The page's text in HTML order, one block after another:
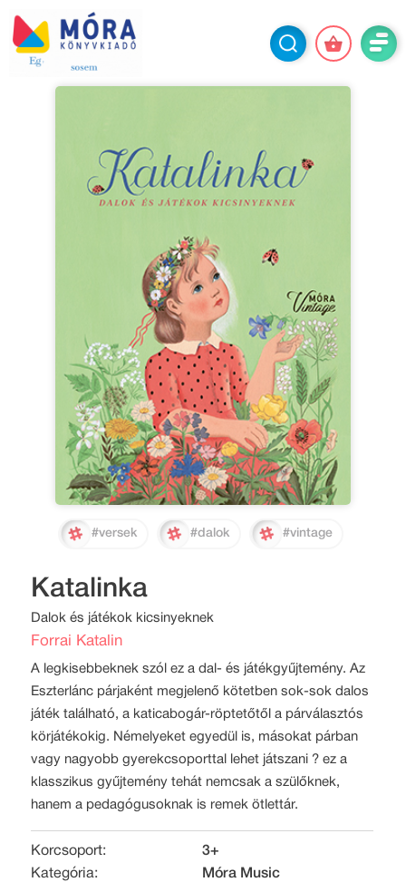
#versek #dalok #vintage
Katalinka
Dalok és játékok kicsinyeknek
Forrai Katalin
A legkisebbeknek szól ez a dal- és játékgyűjtemény. Az
Eszterlánc párjaként megjelenő kötetben sok-sok dalos
játék található, a katicabogár-röptetőtől a párválasztós
körjátékokig. Némelyeket egyedül is, másokat párban
vagy nagyobb gyerekcsoporttal lehet játszani ? ez a
klasszikus gyűjtemény tehát nemcsak a szülőknek,
hanem a pedagógusoknak is remek ötlettár.
Korcsoport:
3+
Kategória:
Móra Music